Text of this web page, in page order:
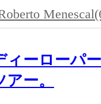
ィーローパ
ー。